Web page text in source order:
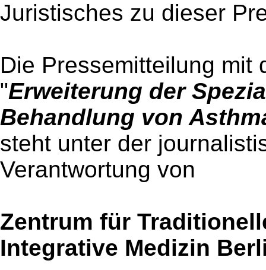
Juristisches zu dieser
Die Pressemitteilung mit
"Erweiterung der
Behandlung von
steht unter der
Verantwortung von
Zentrum für
Integrative Medizin